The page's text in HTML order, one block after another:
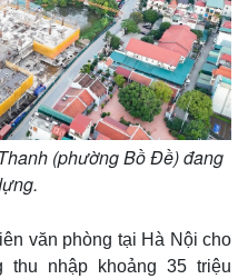
(phường Bồ Đề) đang
văn phòng tại Hà Nội cho
thu nhập khoảng 35 triệu